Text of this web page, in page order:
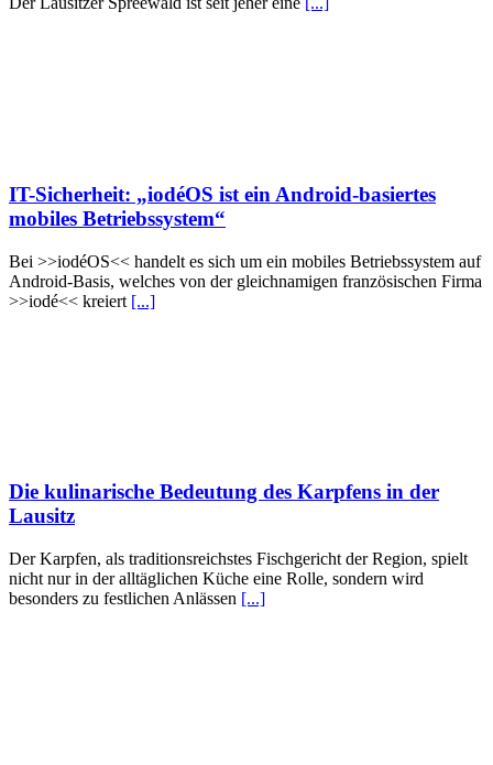
IT-Sicherheit: „iodéOS ist ein Android-basiertes
mobiles Betriebssystem“
Bei >>iodéOS<< handelt es sich um ein mobiles Betriebssystem auf
Android-Basis, welches von der gleichnamigen französischen Firma
>>iodé<< kreiert [...]
Die kulinarische Bedeutung des Karpfens in der
Lausitz
Der Karpfen, als traditionsreichstes Fischgericht der Region, spielt
nicht nur in der alltäglichen Küche eine Rolle, sondern wird
besonders zu festlichen Anlässen [...]